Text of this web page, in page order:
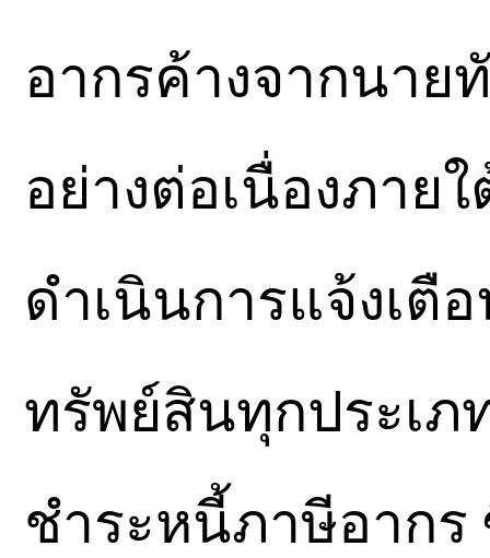
อากรค้างจากนา
อย่างต่อเนื่องภาย
ดำเนินการแจ้งเตื
ทรัพย์สินทุกประเภ
ชำระหนี้ภาษีอากร